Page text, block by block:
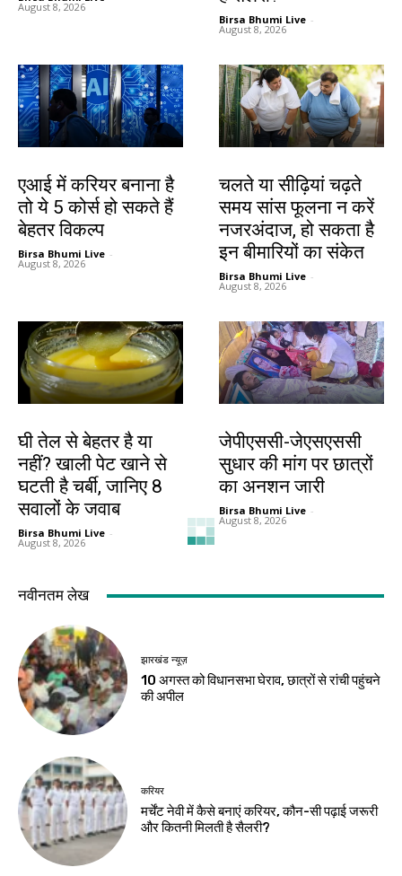
August 8, 2026
Birsa Bhumi Live -
August 8, 2026
एआई में करियर बनाना है
तो ये 5 कोर्स हो सकते हैं
बेहतर विकल्प
Birsa Bhumi Live -
August 8, 2026
चलते या सीढ़ियां चढ़ते
समय सांस फूलना न करें
नजरअंदाज, हो सकता है
इन बीमारियों का संकेत
Birsa Bhumi Live -
August 8, 2026
घी तेल से बेहतर है या
नहीं? खाली पेट खाने से
घटती है चर्बी, जानिए 8
सवालों के जवाब
Birsa Bhumi Live -
August 8, 2026
जेपीएससी-जेएसएससी
सुधार की मांग पर छात्रों
का अनशन जारी
Birsa Bhumi Live -
August 8, 2026
झारखंड न्यूज़
54 फीट के कांवर के
साथ 105 किमी पैदल
कांवरिया
Birsa Bhumi Live -
August 8, 2026
गिरिडीह